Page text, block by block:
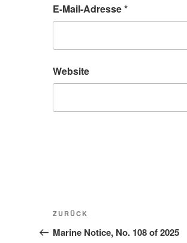
E-Mail-Adresse*
Website
Beitragsnavigation
Vorheriger
Beitrag
ZURÜCK
Marine Notice, No. 108 of 2025